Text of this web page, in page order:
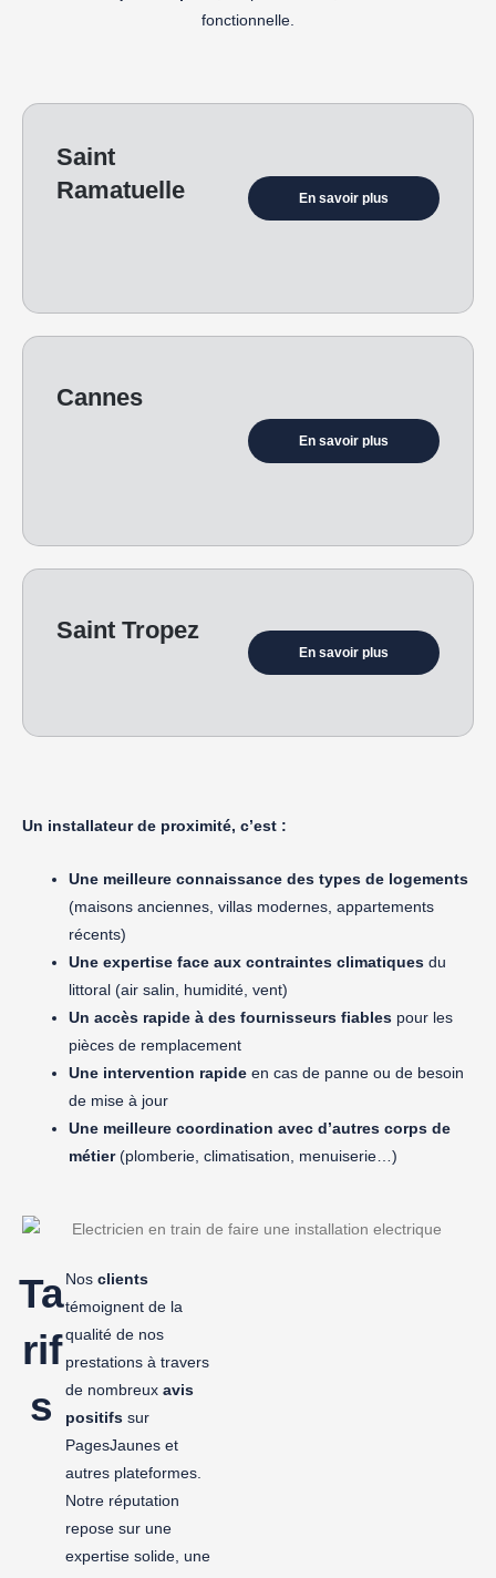
fonctionnelle.
Saint
Ramatuelle
En savoir plus
Cannes
En savoir plus
Saint Tropez
En savoir plus
Un installateur de proximité, c’est :
Une meilleure connaissance des types de logements
(maisons anciennes, villas modernes, appartements
récents)
Une expertise face aux contraintes climatiques du
littoral (air salin, humidité, vent)
Un accès rapide à des fournisseurs fiables pour les
pièces de remplacement
Une intervention rapide en cas de panne ou de besoin
de mise à jour
Une meilleure coordination avec d’autres corps de
métier(plomberie, climatisation, menuiserie…)
Ta
rif
s
Nosclients
témoignent de la
qualité de nos
prestations à travers
de nombreuxavis
positifs sur
PagesJaunes et
autres plateformes.
Notre réputation
repose sur une
expertise solide, une